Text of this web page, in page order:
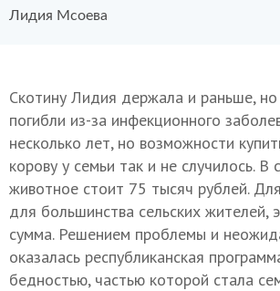
Лидия Мсоева
Скотину Лидия держала и раньше,
погибли из-за инфекционного
несколько лет, но возможности
корову у семьи так и не случилось.
животное стоит 75 тысяч рублей.
для большинства сельских жителей,
сумма. Решением проблемы и
оказалась республиканская
бедностью, частью которой стала